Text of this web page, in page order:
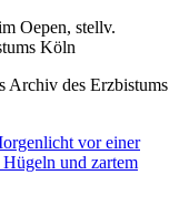
Oepen, stellv.
Köln